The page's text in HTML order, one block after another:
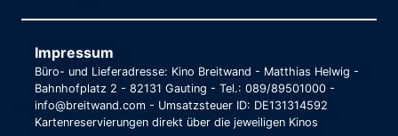
Impressum
Büro- und Lieferadresse: Kino Breitwand - Matthias Helwig -
Bahnhofplatz 2 - 82131 Gauting - Tel.: 089/89501000 -
info@breitwand.com - Umsatzsteuer ID: DE131314592
Kartenreservierungen direkt über die jeweiligen Kinos